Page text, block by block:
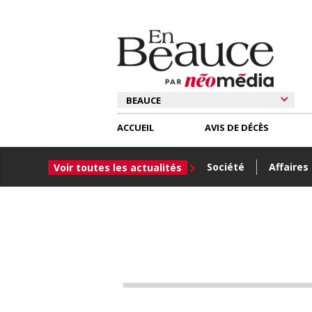
ACCUEIL
Voir toutes les actualités Société Affaires
AVIS DE DÉCÈS